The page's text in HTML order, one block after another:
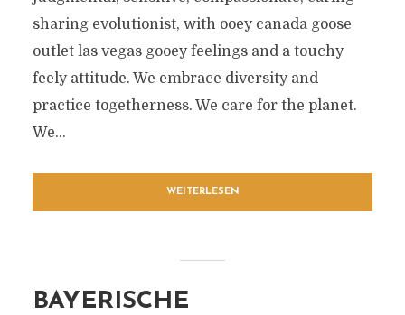
sharing evolutionist, with ooey canada goose
outlet las vegas gooey feelings and a touchy
feely attitude. We embrace diversity and
practice togetherness. We care for the planet.
We...
WEITERLESEN
BAYERISCHE